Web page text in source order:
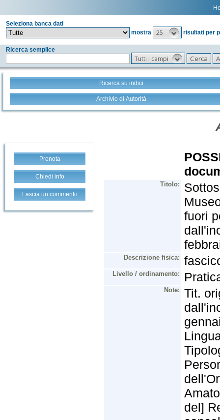
Seleziona banca dati
mostra
25 risultati per
Ricerca semplice
Tutti i campi
Ricerca su indici
Archivio di Autorità
Prenota
Chiedi info
Lascia un commento